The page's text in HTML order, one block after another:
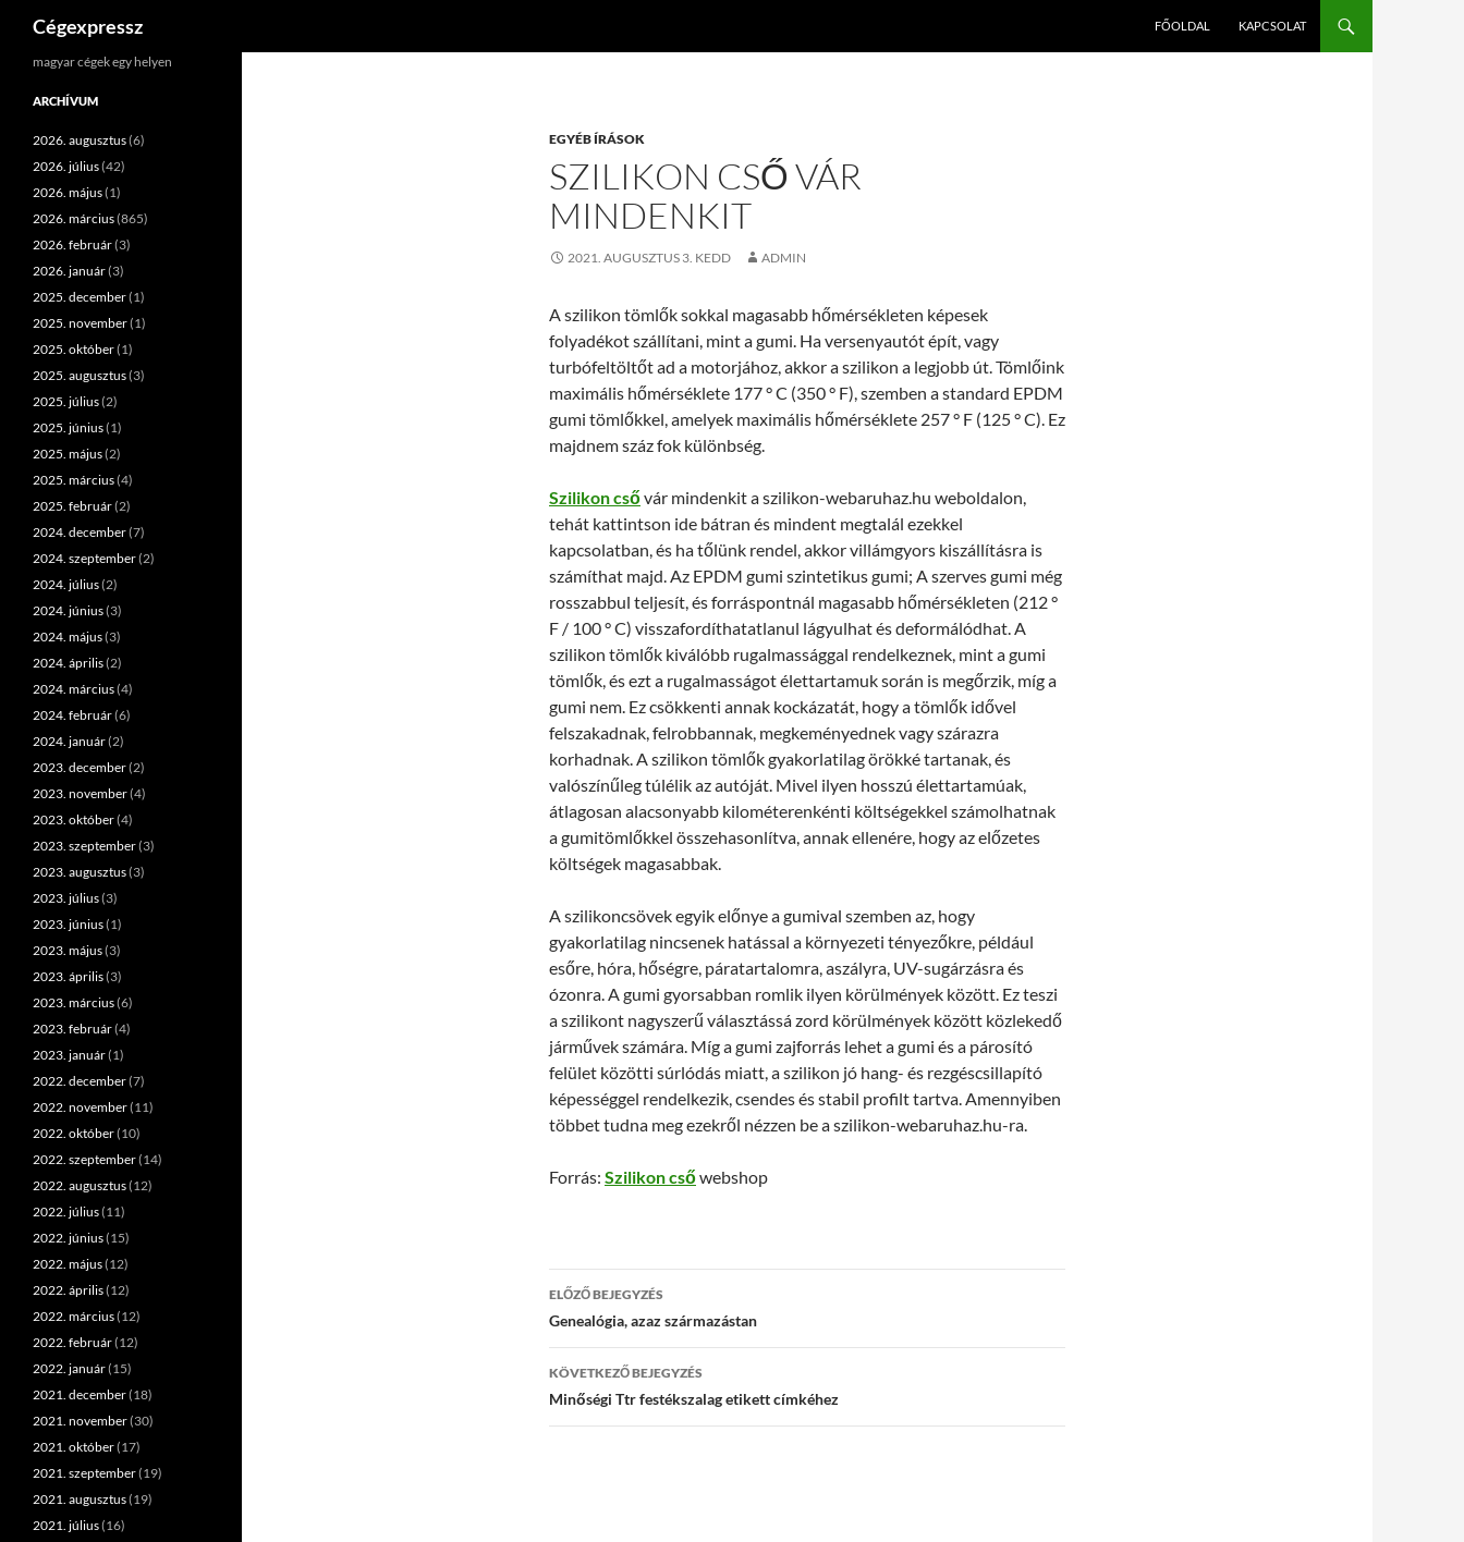
Kilépés
Cégexpressz FŐOLDAL KAPCSOLAT
EGYÉB ÍRÁSOK
SZILIKON CSŐ VÁR
MINDENKIT
2021. AUGUSZTUS 3. KEDD ADMIN
A szilikon tömlők sokkal magasabb hőmérsékleten képesek
folyadékot szállítani, mint a gumi. Ha versenyautót épít, vagy
turbófeltöltőt ad a motorjához, akkor a szilikon a legjobb út. Tömlőink
maximális hőmérséklete 177 ° C (350 ° F), szemben a standard EPDM
gumi tömlőkkel, amelyek maximális hőmérséklete 257 ° F (125 ° C). Ez
majdnem száz fok különbség.
Szilikon csővár mindenkit a szilikon-webaruhaz.hu weboldalon,
tehát kattintson ide bátran és mindent megtalál ezekkel
kapcsolatban, és ha tőlünk rendel, akkor villámgyors kiszállításra is
számíthat majd. Az EPDM gumi szintetikus gumi; A szerves gumi még
rosszabbul teljesít, és forráspontnál magasabb hőmérsékleten (212 °
F / 100 ° C) visszafordíthatatlanul lágyulhat és deformálódhat. A
szilikon tömlők kiválóbb rugalmassággal rendelkeznek, mint a gumi
tömlők, és ezt a rugalmasságot élettartamuk során is megőrzik, míg a
gumi nem. Ez csökkenti annak kockázatát, hogy a tömlők idővel
felszakadnak, felrobbannak, megkeményednek vagy szárazra
korhadnak. A szilikon tömlők gyakorlatilag örökké tartanak, és
valószínűleg túlélik az autóját. Mivel ilyen hosszú élettartamúak,
átlagosan alacsonyabb kilométerenkénti költségekkel számolhatnak
a gumitömlőkkel összehasonlítva, annak ellenére, hogy az előzetes
költségek magasabbak.
A szilikoncsövek egyik előnye a gumival szemben az, hogy
gyakorlatilag nincsenek hatással a környezeti tényezőkre, például
esőre, hóra, hőségre, páratartalomra, aszályra, UV-sugárzásra és
ózonra. A gumi gyorsabban romlik ilyen körülmények között. Ez teszi
a szilikont nagyszerű választássá zord körülmények között közlekedő
járművek számára. Míg a gumi zajforrás lehet a gumi és a párosító
felület közötti súrlódás miatt, a szilikon jó hang- és rezgéscsillapító
képességgel rendelkezik, csendes és stabil profilt tartva. Amennyiben
többet tudna meg ezekről nézzen be a szilikon-webaruhaz.hu-ra.
Forrás: Szilikon csőwebshop
Bejegyzés
navigáció
ELŐZŐ BEJEGYZÉS
Genealógia, azaz származástan
KÖVETKEZŐ BEJEGYZÉS
Minőségi Ttr festékszalag etikett címkéhez
magyar cégek egy helyen
ARCHÍVUM
2026. augusztus(6)
2026. július(42)
2026. május(1)
2026. március(865)
2026. február(3)
2026. január(3)
2025. december(1)
2025. november(1)
2025. október(1)
2025. augusztus(3)
2025. július(2)
2025. június(1)
2025. május(2)
2025. március(4)
2025. február(2)
2024. december(7)
2024. szeptember(2)
2024. július(2)
2024. június(3)
2024. május(3)
2024. április(2)
2024. március(4)
2024. február(6)
2024. január(2)
2023. december(2)
2023. november(4)
2023. október(4)
2023. szeptember(3)
2023. augusztus(3)
2023. július(3)
2023. június(1)
2023. május(3)
2023. április(3)
2023. március(6)
2023. február(4)
2023. január(1)
2022. december(7)
2022. november(11)
2022. október(10)
2022. szeptember(14)
2022. augusztus(12)
2022. július(11)
2022. június(15)
2022. május(12)
2022. április(12)
2022. március(12)
2022. február(12)
2022. január(15)
2021. december(18)
2021. november(30)
2021. október(17)
2021. szeptember(19)
2021. augusztus(19)
2021. július(16)